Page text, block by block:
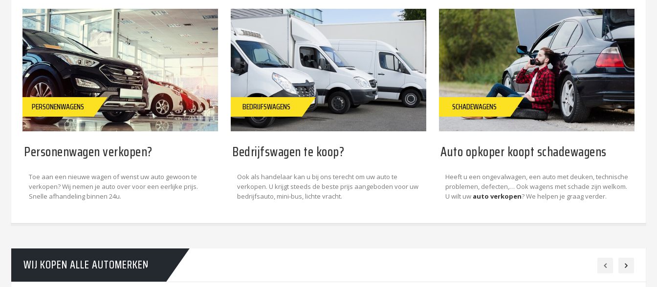
PERSONENWAGENS
Personenwagen verkopen?
Toe aan een nieuwe wagen of wenst uw auto gewoon te
verkopen? Wij nemen je auto over voor een eerlijke prijs.
Snelle afhandeling binnen 24u.
BEDRIJFSWAGENS
Bedrijfswagen te koop?
Ook als handelaar kan u bij ons terecht om uw auto te
verkopen. U krijgt steeds de beste prijs aangeboden voor uw
bedrijfsauto, mini-bus, lichte vracht.
SCHADEWAGENS
Auto opkoper koopt schadewagens
Heeft u een ongevalwagen, een auto met deuken, technische
problemen, defecten,… Ook wagens met schade zijn welkom.
U wilt uw auto verkopen? We helpen je graag verder.
WIJ KOPEN ALLE AUTOMERKEN